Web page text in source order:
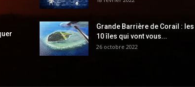
Grande Barrière de Corail : les
10 îles qui vont vous...
26 octobre 2022